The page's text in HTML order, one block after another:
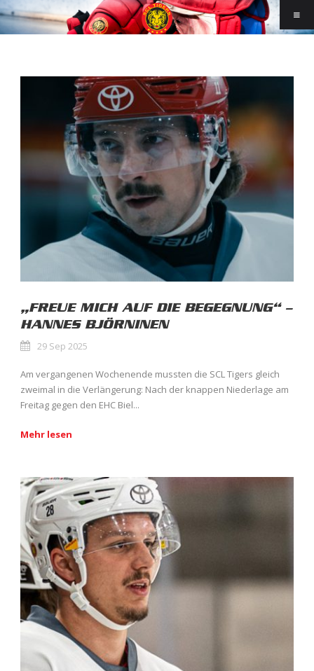
„FREUE MICH AUF DIE BEGEGNUNG“ –
HANNES BJÖRNINEN
29 Sep 2025
Am vergangenen Wochenende mussten die SCL Tigers gleich
zweimal in die Verlängerung: Nach der knappen Niederlage am
Freitag gegen den EHC Biel...
Mehr lesen